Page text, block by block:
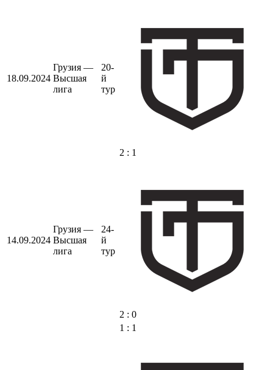
18.09.2024
Грузия —
Высшая
лига
20-
й
тур
2 : 1
14.09.2024
Грузия —
Высшая
лига
24-
й
тур
2 : 0
1 : 1